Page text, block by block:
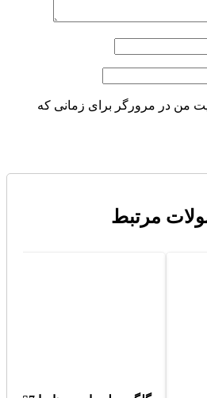
من در مرورگر برای زمانی که
مرتبط